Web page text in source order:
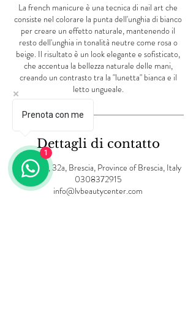
La french manicure è una tecnica di nail art che
consiste nel colorare la punta dell'unghia di bianco
per creare un effetto naturale, mantenendo il
resto dell'unghia in tonalità neutre come rosa o
beige. Il risultato è un look elegante e sofisticato,
che accentua la bellezza naturale delle mani,
creando un contrasto tra la "lunetta" bianca e il
letto ungueale.
Dettagli di contatto
Via Creta, 32a, Brescia, Province of Brescia, Italy
0308372915
info@lvbeautycenter.com
Prenota con me
1